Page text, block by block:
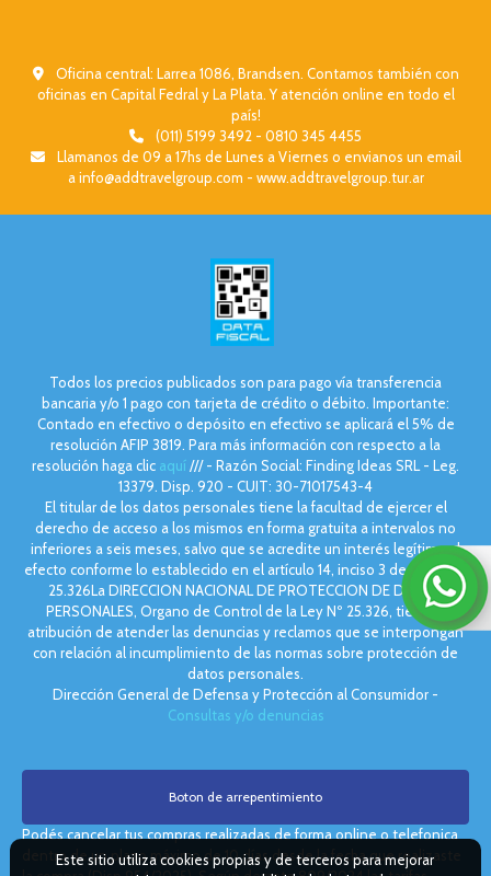
Oficina central: Larrea 1086, Brandsen. Contamos también con
oficinas en Capital Fedral y La Plata. Y atención online en todo el
país!
(011) 5199 3492 - 0810 345 4455
Llamanos de 09 a 17hs de Lunes a Viernes o envianos un email
a info@addtravelgroup.com - www.addtravelgroup.tur.ar
Todos los precios publicados son para pago vía transferencia
bancaria y/o 1 pago con tarjeta de crédito o débito. Importante:
Contado en efectivo o depósito en efectivo se aplicará el 5% de
resolución AFIP 3819. Para más información con respecto a la
resolución haga clic aquí/// - Razón Social: Finding Ideas SRL - Leg.
13379. Disp. 920 - CUIT: 30-71017543-4
El titular de los datos personales tiene la facultad de ejercer el
derecho de acceso a los mismos en forma gratuita a intervalos no
inferiores a seis meses, salvo que se acredite un interés legítimo al
efecto conforme lo establecido en el artículo 14, inciso 3 de la Ley Nº
25.326La DIRECCION NACIONAL DE PROTECCION DE DATOS
PERSONALES, Organo de Control de la Ley Nº 25.326, tiene la
atribución de atender las denuncias y reclamos que se interpongan
con relación al incumplimiento de las normas sobre protección de
datos personales.
Dirección General de Defensa y Protección al Consumidor -
Consultas y/o denuncias
Boton de arrepentimiento
Podés cancelar tus compras realizadas de forma online o telefonica
dentro de un plazo máximo de 10 días desde la fecha que realizaste
Este sitio utiliza cookies propias y de terceros para mejorar